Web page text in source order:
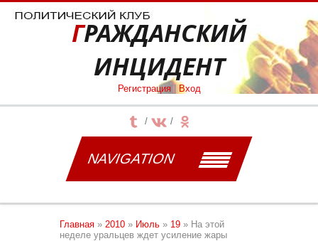
ГРАЖДАНСКИЙ
ИНЦИДЕНТ
Регистрация Вход
NAVIGATION
Главная » 2010 » Июль » 19 » На этой
неделе уральцев ждет усиление жары